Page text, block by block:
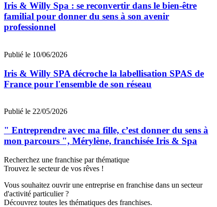
Iris & Willy Spa : se reconvertir dans le bien-être
familial pour donner du sens à son avenir
professionnel
Publié le 10/06/2026
Iris & Willy SPA décroche la labellisation SPAS de
France pour l'ensemble de son réseau
Publié le 22/05/2026
" Entreprendre avec ma fille, c’est donner du sens à
mon parcours ", Mérylène, franchisée Iris & Spa
Recherchez une franchise par thématique
Trouvez le secteur de vos rêves !
Vous souhaitez ouvrir une entreprise en franchise dans un secteur
d'activité particulier ?
Découvrez toutes les thématiques des franchises.